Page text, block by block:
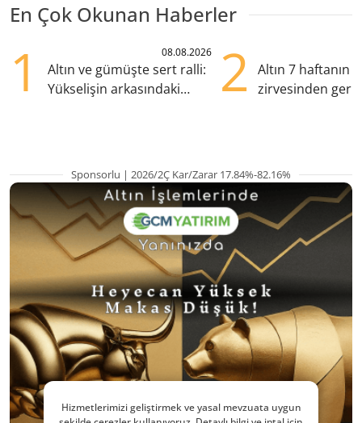
En Çok Okunan Haberler
1 08.08.2026
Altın ve gümüşte sert ralli:
Yükselişin arkasındaki
2
Altın 7 haftanın
zirvesinden
Sponsorlu | 2026/2Ç Kar/Zarar 17.84%-82.16%
Hizmetlerimizi geliştirmek ve yasal mevzuata uygun